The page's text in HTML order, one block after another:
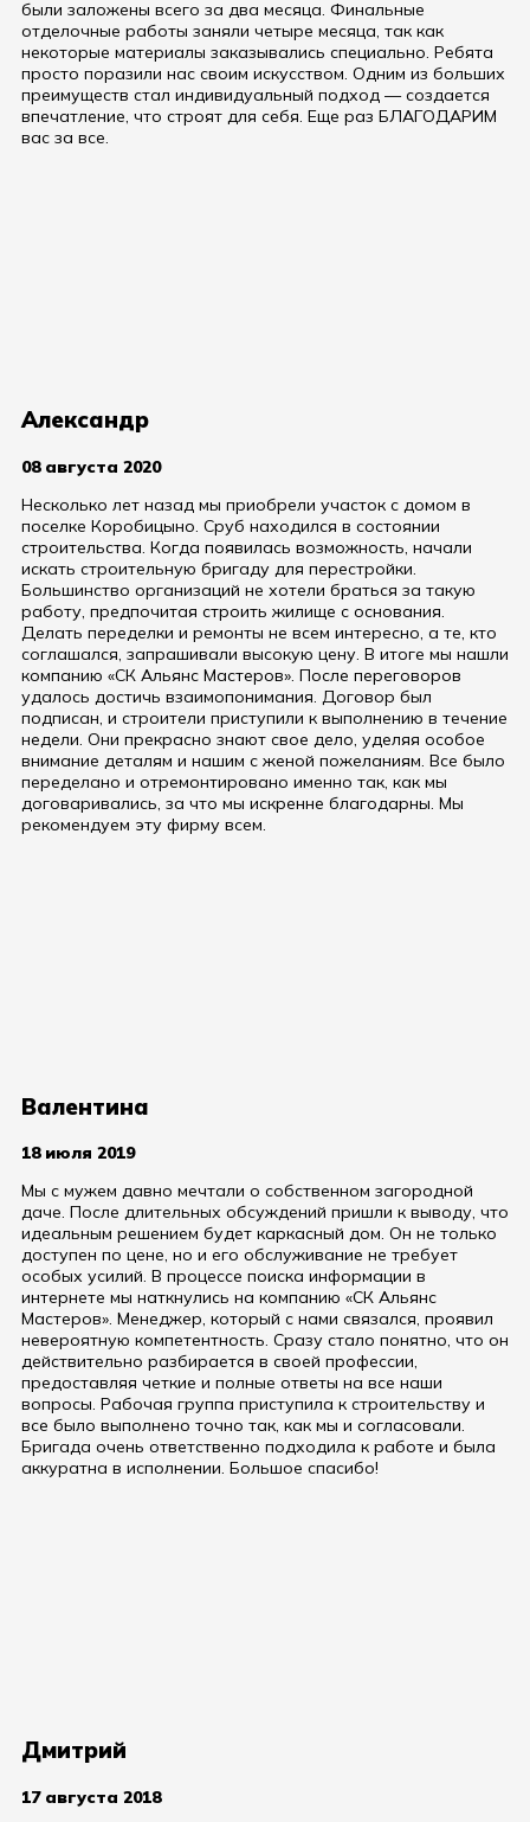
были заложены всего за два месяца. Финальные
отделочные работы заняли четыре месяца, так как
некоторые материалы заказывались специально. Ребята
просто поразили нас своим искусством. Одним из больших
преимуществ стал индивидуальный подход — создается
впечатление, что строят для себя. Еще раз БЛАГОДАРИМ
вас за все.
Александр
08 августа 2020
Несколько лет назад мы приобрели участок с домом в
поселке Коробицыно. Сруб находился в состоянии
строительства. Когда появилась возможность, начали
искать строительную бригаду для перестройки.
Большинство организаций не хотели браться за такую
работу, предпочитая строить жилище с основания.
Делать переделки и ремонты не всем интересно, а те, кто
соглашался, запрашивали высокую цену. В итоге мы нашли
компанию «СК Альянс Мастеров». После переговоров
удалось достичь взаимопонимания. Договор был
подписан, и строители приступили к выполнению в течение
недели. Они прекрасно знают свое дело, уделяя особое
внимание деталям и нашим с женой пожеланиям. Все было
переделано и отремонтировано именно так, как мы
договаривались, за что мы искренне благодарны. Мы
рекомендуем эту фирму всем.
Валентина
18 июля 2019
Мы с мужем давно мечтали о собственном загородной
даче. После длительных обсуждений пришли к выводу, что
идеальным решением будет каркасный дом. Он не только
доступен по цене, но и его обслуживание не требует
особых усилий. В процессе поиска информации в
интернете мы наткнулись на компанию «СК Альянс
Мастеров». Менеджер, который с нами связался, проявил
невероятную компетентность. Сразу стало понятно, что он
действительно разбирается в своей профессии,
предоставляя четкие и полные ответы на все наши
вопросы. Рабочая группа приступила к строительству и
все было выполнено точно так, как мы и согласовали.
Бригада очень ответственно подходила к работе и была
аккуратна в исполнении. Большое спасибо!
Дмитрий
17 августа 2018